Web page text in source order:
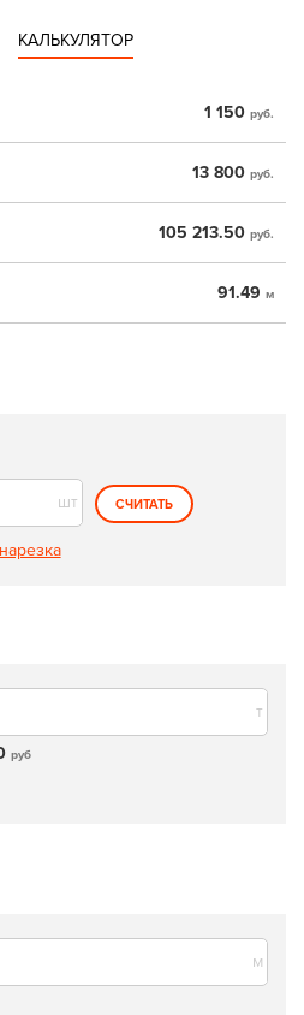
КАЛЬКУЛЯТОР
1 150 руб.
13 800 руб.
105 213.50 руб.
91.49 м
шт СЧИТАТЬ
т
руб
м